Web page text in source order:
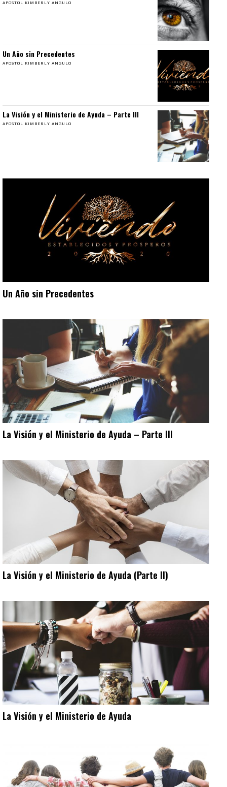
APOSTOL KIMBERLY ANGULO
Un Año sin Precedentes
APOSTOL KIMBERLY ANGULO
La Visión y el Ministerio de Ayuda – Parte III
APOSTOL KIMBERLY ANGULO
Un Año sin Precedentes
La Visión y el Ministerio de Ayuda – Parte III
La Visión y el Ministerio de Ayuda (Parte II)
La Visión y el Ministerio de Ayuda